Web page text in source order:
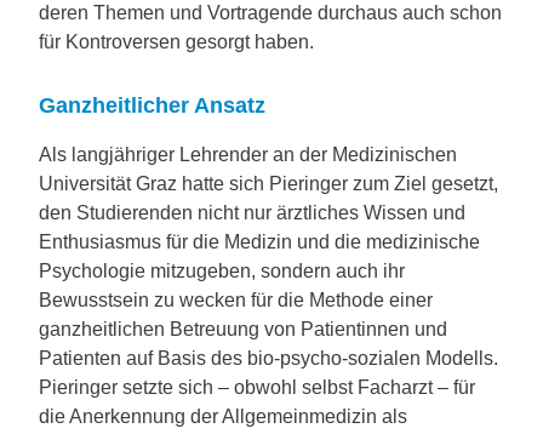
deren Themen und Vortragende durchaus auch schon
für Kontroversen gesorgt haben.
Ganzheitlicher Ansatz
Als langjähriger Lehrender an der Medizinischen
Universität Graz hatte sich Pieringer zum Ziel gesetzt,
den Studierenden nicht nur ärztliches Wissen und
Enthusiasmus für die Medizin und die medizinische
Psychologie mitzugeben, sondern auch ihr
Bewusstsein zu wecken für die Methode einer
ganzheitlichen Betreuung von Patientinnen und
Patienten auf Basis des bio-psycho-sozialen Modells.
Pieringer setzte sich – obwohl selbst Facharzt – für
die Anerkennung der Allgemeinmedizin als